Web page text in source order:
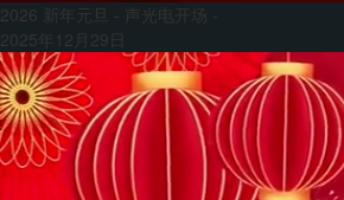
2026 新年元旦 - 声光电开场 -
2025年12月29日